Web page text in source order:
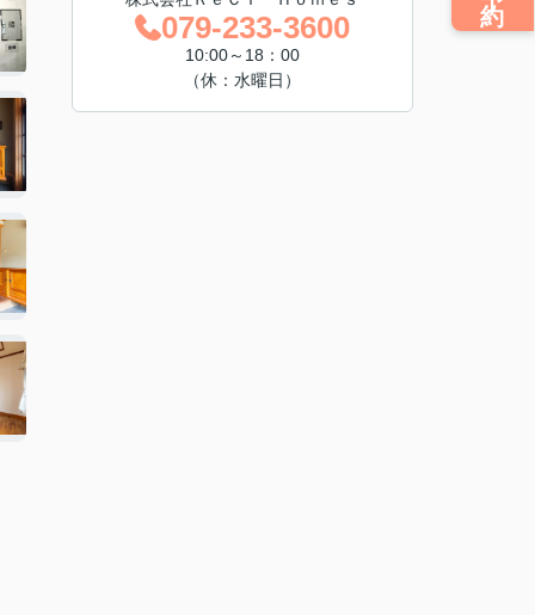
079-233-3600
10:00～18：00
（休：水曜日）